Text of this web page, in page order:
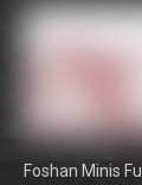
Bürostühlen
allgemeines
ob Sie ein
Foshan Minis